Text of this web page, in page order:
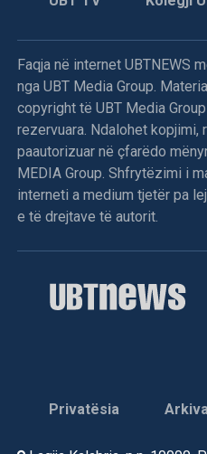
Faqja në internet UBTNEWS
nga UBT Media Group.
copyright të UBT Media
rezervuara. Ndalohet kopjimi,
paautorizuar në çfarëdo
MEDIA Group. Shfrytëzimi i
interneti a medium tjetër pa
e të drejtave të autorit.
Privatësia